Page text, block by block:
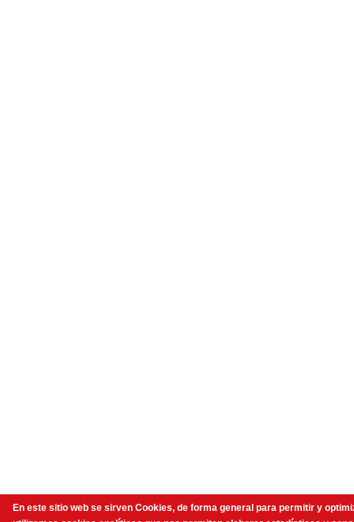
En este sitio web se sirven Cookies, de forma general para permitir y